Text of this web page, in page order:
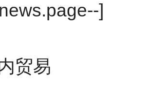
]
贸易